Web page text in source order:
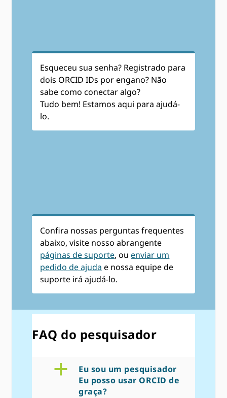
Esqueceu sua senha? Registrado para
dois ORCID IDs por engano? Não
sabe como conectar algo?
Tudo bem! Estamos aqui para ajudá-
lo.
Confira nossas perguntas frequentes
abaixo, visite nosso abrangente
páginas de suporte, ouenviar um
pedido de ajuda e nossa equipe de
suporte irá ajudá-lo.
FAQ do pesquisador
a
Eu sou um pesquisador
Eu posso usar ORCID de
graça?